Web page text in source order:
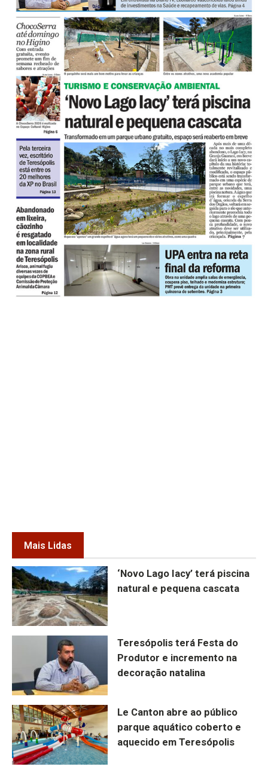
Mais Lidas
‘Novo Lago Iacy’ terá piscina
natural e pequena cascata
Teresópolis terá Festa do
Produtor e incremento na
decoração natalina
Le Canton abre ao público
parque aquático coberto e
aquecido em Teresópolis